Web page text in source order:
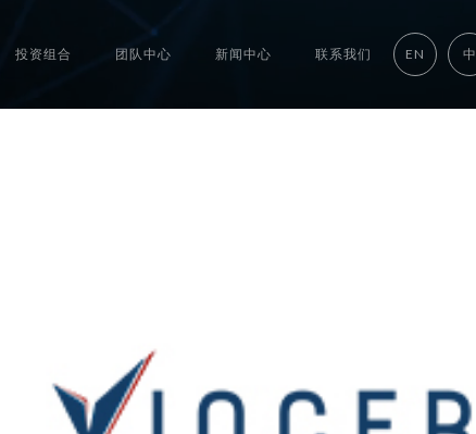
投资组合 团队中心 新闻中心 联系我们 EN 中